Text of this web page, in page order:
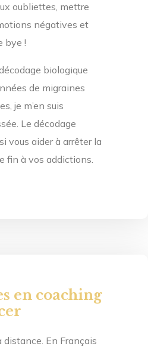
oubliettes, mettre
négatives et
bye !
biologique
de migraines
je m’en suis
Le décodage
vous aider à arrêter la
fin à vos addictions.
en coaching
distance. En Français